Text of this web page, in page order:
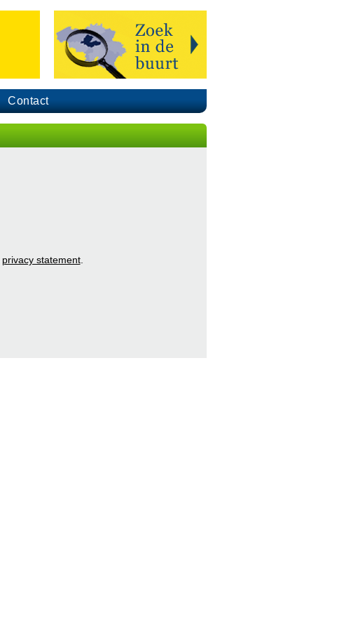
Contact
privacy statement.